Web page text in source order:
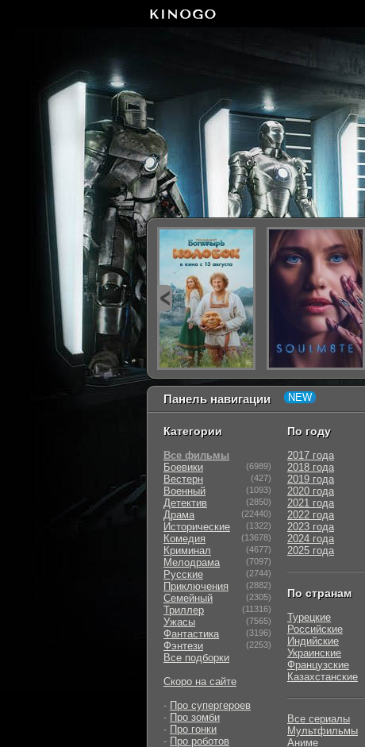
Панель навигации
Категории
Все фильмы
Боевики
(6989)
Вестерн (427)
Военный (1093)
Детектив (2850)
Драма (22440)
Исторические (1322)
Комедия (13678)
Криминал (4677)
Мелодрама (7097)
Русские (2744)
Приключения (2882)
Семейный (2305)
Триллер (11316)
Ужасы (7565)
Фантастика (3196)
Фэнтези (2253)
Все подборки
Скоро на сайте
- Про супергероев
- Про зомби
- Про гонки
- Про роботов
По году
2017 года
2018 года
2019 года
2020 года
2021 года
2022 года
2023 года
2024 года
2025 года
По странам
Турецкие
Российские
Индийские
Украинские
Французские
Казахстанские
Все сериалы
Мультфильмы
Аниме